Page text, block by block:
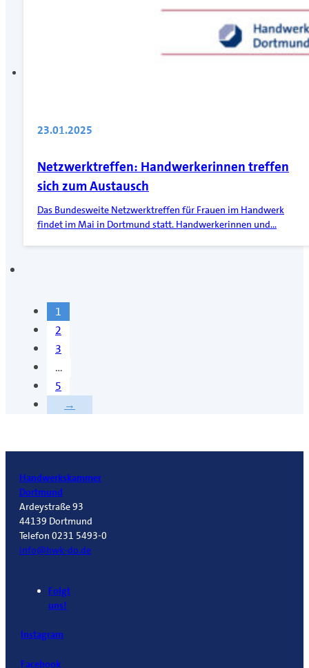
23.01.2025
Netzwerktreffen: Handwerkerinnen treffen
sich zum Austausch
Das Bundesweite Netzwerktreffen für Frauen im Handwerk
findet im Mai in Dortmund statt. Handwerkerinnen und…
1
2
3
…
5
→
Handwerkskammer
Dortmund
Ardeystraße 93
44139 Dortmund
Telefon 0231 5493-0
info@hwk-do.de
Folgt
uns!
Instagram
Facebook